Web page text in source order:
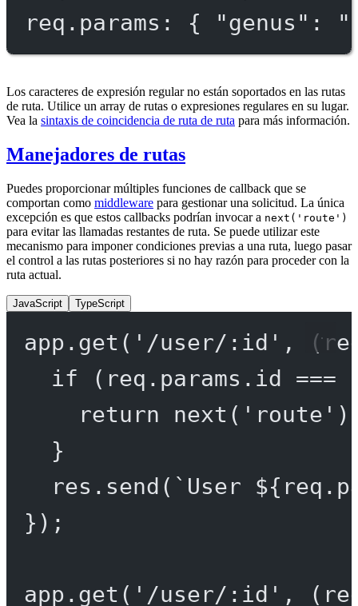
req.params: { "genus":
Los caracteres de expresión regular no están soportados en las rutas
de ruta. Utilice un array de rutas o expresiones regulares en su lugar.
Vea la sintaxis de coincidencia de ruta de ruta para más información.
Manejadores de rutas
Puedes proporcionar múltiples funciones de callback que se
comportan como middleware para gestionar una solicitud. La única
excepción es que estos callbacks podrían invocar a next('route')
para evitar las llamadas restantes de ruta. Se puede utilizar este
mecanismo para imponer condiciones previas a una ruta, luego pasar
el control a las rutas posteriores si no hay razón para proceder con la
ruta actual.
JavaScript TypeScript
app. get ( '/user/:id' , (
if (req.params.id ===
return
next ( 'route'
}
res. send ( `User ${ req .
});
app. get ( '/user/:id' , (